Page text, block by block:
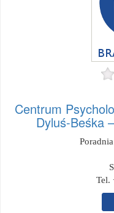
Centrum
Dyluś-Beśka
Tel.